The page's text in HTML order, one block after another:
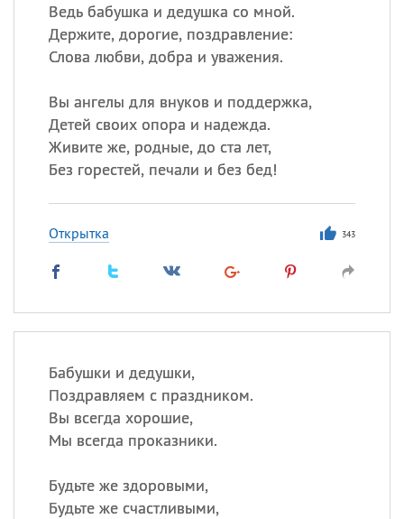
Ведь бабушка и дедушка со мной.
Держите, дорогие, поздравление:
Слова любви, добра и уважения.
Вы ангелы для внуков и поддержка,
Детей своих опора и надежда.
Живите же, родные, до ста лет,
Без горестей, печали и без бед!
Открытка 343
Бабушки и дедушки,
Поздравляем с праздником.
Вы всегда хорошие,
Мы всегда проказники.
Будьте же здоровыми,
Будьте же счастливыми,